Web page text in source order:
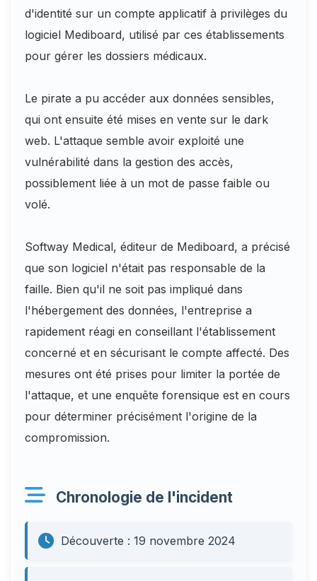
d'identité sur un compte applicatif à privilèges du
logiciel Mediboard, utilisé par ces établissements
pour gérer les dossiers médicaux.
Le pirate a pu accéder aux données sensibles,
qui ont ensuite été mises en vente sur le dark
web. L'attaque semble avoir exploité une
vulnérabilité dans la gestion des accès,
possiblement liée à un mot de passe faible ou
volé.
Softway Medical, éditeur de Mediboard, a précisé
que son logiciel n'était pas responsable de la
faille. Bien qu'il ne soit pas impliqué dans
l'hébergement des données, l'entreprise a
rapidement réagi en conseillant l'établissement
concerné et en sécurisant le compte affecté. Des
mesures ont été prises pour limiter la portée de
l'attaque, et une enquête forensique est en cours
pour déterminer précisément l'origine de la
compromission.
Chronologie de l'incident
Découverte : 19 novembre 2024